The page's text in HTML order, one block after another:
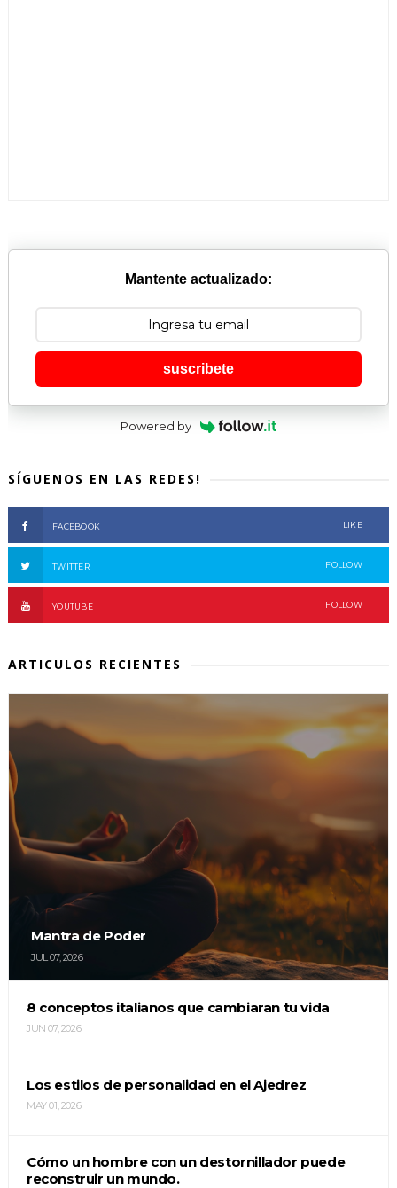
Mantente actualizado:
suscribete
Powered by
SÍGUENOS EN LAS REDES!
FACEBOOK LIKE
TWITTER FOLLOW
YOUTUBE FOLLOW
ARTICULOS RECIENTES
Mantra de Poder
JUL 07, 2026
8 conceptos italianos que cambiaran tu vida
JUN 07, 2026
Los estilos de personalidad en el Ajedrez
MAY 01, 2026
Cómo un hombre con un destornillador puede
reconstruir un mundo.